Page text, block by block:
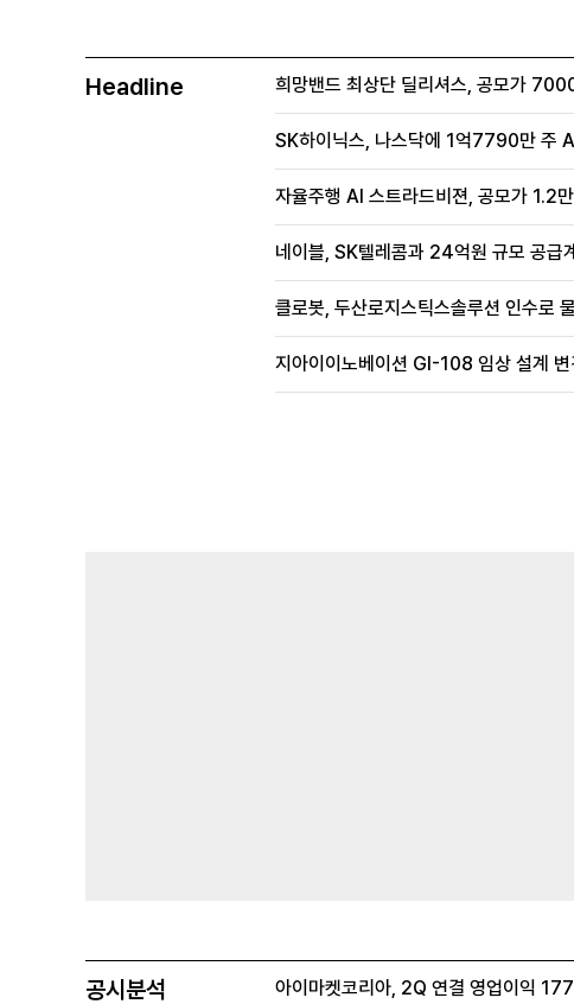
Headline 희망밴드 최상단 딜리셔스, 공모가
SK하이닉스, 나스닥에 1억7790만 주
자율주행 AI 스트라드비젼, 공모가 1.2
네이블, SK텔레콤과 24억원 규모 공급
클로봇, 두산로지스틱스솔루션 인수로
지아이이노베이션 GI-108 임상 설계
공시분석 아이마켓코리아, 2Q 연결 영업이익